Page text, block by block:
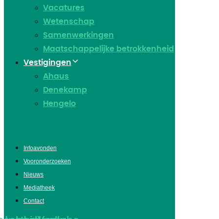
Vacatures
Wetenschap
Samenwerkingen
Maatschappelijke betrokkenheid
Vestigingen
Ahaus
Denekamp
Hengelo
Infoavonden
Vooronderzoeken
Nieuws
Mediatheek
Contact